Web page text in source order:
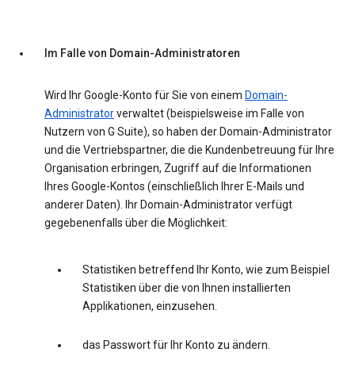
Im Falle von Domain-Administratoren
Wird Ihr Google-Konto für Sie von einem Domain-
Administratorverwaltet (beispielsweise im Falle von
Nutzern von G Suite), so haben der Domain-Administrator
und die Vertriebspartner, die die Kundenbetreuung für Ihre
Organisation erbringen, Zugriff auf die Informationen
Ihres Google-Kontos (einschließlich Ihrer E-Mails und
anderer Daten). Ihr Domain-Administrator verfügt
gegebenenfalls über die Möglichkeit:
Statistiken betreffend Ihr Konto, wie zum Beispiel
Statistiken über die von Ihnen installierten
Applikationen, einzusehen.
das Passwort für Ihr Konto zu ändern.